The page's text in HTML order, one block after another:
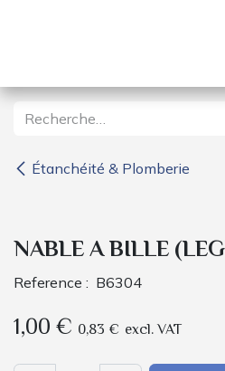
Étanchéité & Plomberie
NABLE A BILLE
Reference : B6304
1,00€ 0,83 € excl. VAT